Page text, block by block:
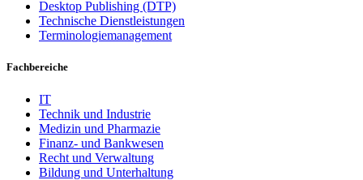
Desktop Publishing (DTP)
Technische Dienstleistungen
Terminologiemanagement
Fachbereiche
IT
Technik und Industrie
Medizin und Pharmazie
Finanz- und Bankwesen
Recht und Verwaltung
Bildung und Unterhaltung